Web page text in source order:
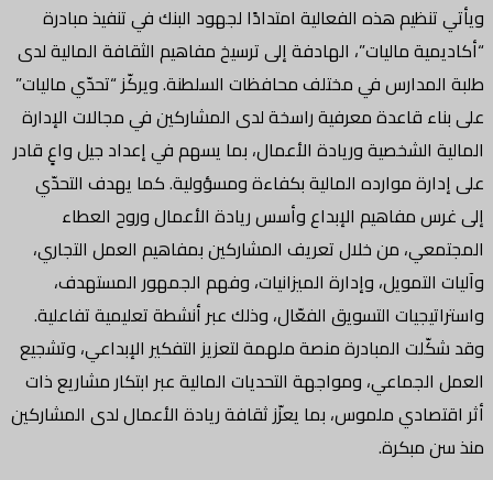
ويأتي تنظيم هذه الفعالية امتدادًا لجهود البنك في تنفيذ مبادرة
“أكاديمية ماليات”، الهادفة إلى ترسيخ مفاهيم الثقافة المالية لدى
طلبة المدارس في مختلف محافظات السلطنة. ويركّز “تحدّي ماليات”
على بناء قاعدة معرفية راسخة لدى المشاركين في مجالات الإدارة
المالية الشخصية وريادة الأعمال، بما يسهم في إعداد جيل واعٍ قادر
على إدارة موارده المالية بكفاءة ومسؤولية. كما يهدف التحدّي
إلى غرس مفاهيم الإبداع وأسس ريادة الأعمال وروح العطاء
المجتمعي، من خلال تعريف المشاركين بمفاهيم العمل التجاري،
وآليات التمويل، وإدارة الميزانيات، وفهم الجمهور المستهدف،
واستراتيجيات التسويق الفعّال، وذلك عبر أنشطة تعليمية تفاعلية.
وقد شكّلت المبادرة منصة ملهمة لتعزيز التفكير الإبداعي، وتشجيع
العمل الجماعي، ومواجهة التحديات المالية عبر ابتكار مشاريع ذات
أثر اقتصادي ملموس، بما يعزّز ثقافة ريادة الأعمال لدى المشاركين
منذ سن مبكرة.